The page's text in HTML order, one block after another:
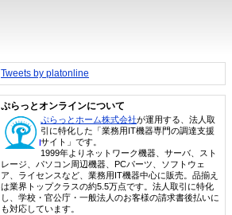
Tweets by platonline
ぷらっとオンラインについて
ぷらっとホーム株式会社が運用する、法人取
引に特化した「業務用IT機器専門の調達支援
サイト」です。
1999年よりネットワーク機器、サーバ、スト
レージ、パソコン周辺機器、PCパーツ、ソフトウェ
ア、ライセンスなど、業務用IT機器中心に販売。品揃え
は業界トップクラスの約5.5万点です。法人取引に特化
し、学校・官公庁・一般法人のお客様の請求書後払いに
も対応しています。